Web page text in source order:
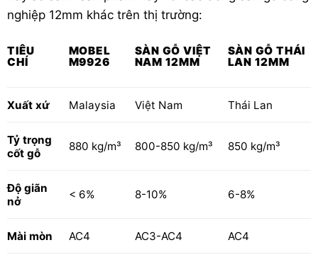
nghiệp 12mm khác trên thị trường:
TIÊU
CHÍ
MOBEL
M9926
SÀN GỖ VIỆT
NAM 12MM
SÀN GỖ THÁI
LAN 12MM
Xuất xứ Malaysia Việt Nam Thái Lan
Tỷ trọng
cốt gỗ
880 kg/m³ 800-850 kg/m³ 850 kg/m³
Độ giãn
nở
< 6% 8-10% 6-8%
Mài mòn AC4 AC3-AC4 AC4